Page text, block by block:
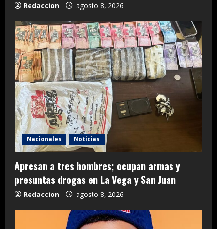
Redaccion agosto 8, 2026
Nacionales Noticias
Apresan a tres hombres; ocupan armas y
presuntas drogas en La Vega y San Juan
Redaccion agosto 8, 2026